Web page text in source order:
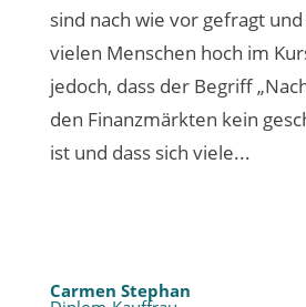
sind nach wie vor gefragt
vielen Menschen hoch im
jedoch, dass der Begriff
den Finanzmärkten kein
ist und dass sich viele...
Carmen Stephan